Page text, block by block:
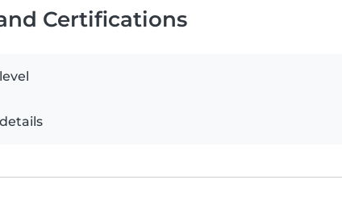
Certifications